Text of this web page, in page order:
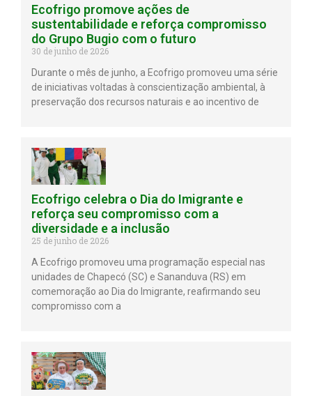
Ecofrigo promove ações de
sustentabilidade e reforça compromisso
do Grupo Bugio com o futuro
30 de junho de 2026
Durante o mês de junho, a Ecofrigo promoveu uma série
de iniciativas voltadas à conscientização ambiental, à
preservação dos recursos naturais e ao incentivo de
Ecofrigo celebra o Dia do Imigrante e
reforça seu compromisso com a
diversidade e a inclusão
25 de junho de 2026
A Ecofrigo promoveu uma programação especial nas
unidades de Chapecó (SC) e Sananduva (RS) em
comemoração ao Dia do Imigrante, reafirmando seu
compromisso com a